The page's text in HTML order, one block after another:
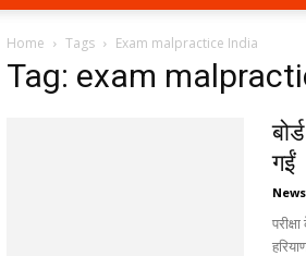
Home Tags Exam malpractice India
Tag: exam
गईं